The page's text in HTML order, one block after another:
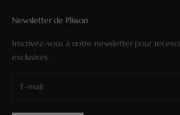
Newsletter de Plisson
Inscrivez-vous à notre newsletter pour
exclusives.